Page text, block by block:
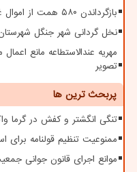
بازگرداندن ۵۸۰ همت از اموال غارت شده به بیت المال
نخل گردانی شهر جنگل
مهریه عندالاستطاعه مانع
تصویر
پربحث ترین ها
تنگی انگشتر و کفش در گرما
ممنوعیت تنظیم قولنامه برای
موانع اجرای قانون جوانی